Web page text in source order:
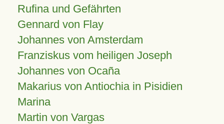
Rufina und Gefährten
Gennard von Flay
Johannes von Amsterdam
Franziskus vom heiligen Joseph
Johannes von Ocaña
Makarius von Antiochia in Pisidien
Marina
Martin von Vargas